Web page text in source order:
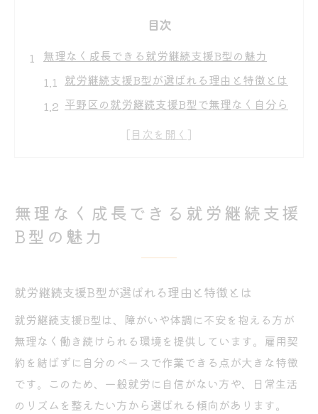
目次
無理なく成長できる就労継続支援B型の魅力
就労継続支援B型が選ばれる理由と特徴とは
平野区の就労継続支援B型で無理なく自分ら
ート体制
就労継続支援B型で得られる日常の安定と自
平野区で人材育成を目指すB型の実情とは
B型事業所で実感できる成長とサポートの流
れ
平野区のB型支援で広がる将来への可能性と
無理なく成長できる就労継続支援
B型の魅力
就労継続支援B型が選ばれる理由と特徴とは
就労継続支援B型は、障がいや体調に不安を抱える方が
無理なく働き続けられる環境を提供しています。雇用契
約を結ばずに自分のペースで作業できる点が大きな特徴
です。このため、一般就労に自信がない方や、日常生活
のリズムを整えたい方から選ばれる傾向があります。